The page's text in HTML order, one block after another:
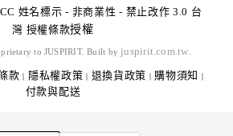
姓名標示 - 非商業性 - 禁止改作 3.0 台
灣 授權條款授權
to JUSPIRIT. Built by juspirit.com.tw
款 | 隱私權政策 | 退換貨政策 | 購物須知 |
付款與配送